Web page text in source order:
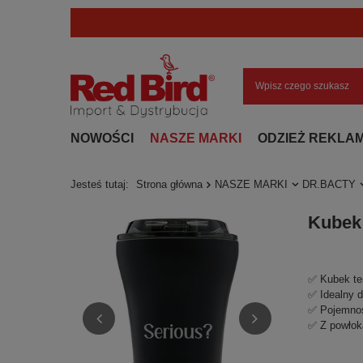
NOWOŚCI NASZE MARKI ODZIEŻ
Jesteś tutaj: Strona główna NASZE MARKI DR.BACTY
✅ Kubek
✅ Idealny
✅
✅ Z